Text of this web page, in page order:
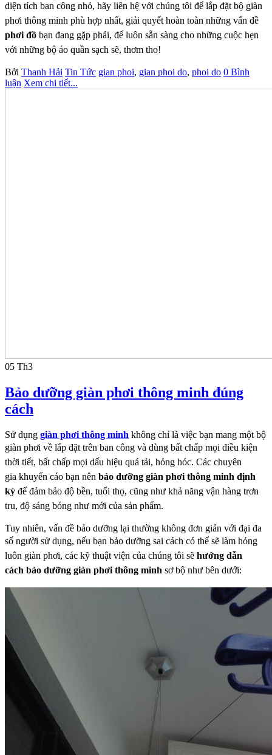
diện tích ban công nhỏ, hãy liên hệ với chúng tôi để lắp đặt bộ giàn
phơi thông minh phù hợp nhất, giải quyết hoàn toàn những vấn đề
phơi đồ bạn đang gặp phải, để luôn sẵn sàng cho những cuộc hẹn
với những bộ áo quần sạch sẽ, thơm tho!
Bởi Thanh Hải Tin Tức gian phoi, gian phoi do, phoi do 0 Bình
luận Xem chi tiết...
05 Th3
Bảo dưỡng giàn phơi thông minh đúng
cách
Sử dụng giàn phơi thông minh không chỉ là việc bạn mang một bộ
giàn phơi về lắp đặt trên ban công và dùng bất chấp mọi điều kiện
thời tiết, bất chấp mọi dấu hiệu quá tải, hỏng hóc. Các chuyên
gia khuyến cáo bạn nên bảo dưỡng giàn phơi thông minh định
kỳ để đảm bảo độ bền, tuổi thọ, cũng như khả năng vận hàng trơn
tru, độ sáng bóng như mới của sản phẩm.
Tuy nhiên, vấn đề bảo dưỡng lại thường không đơn giản với đại đa
số người sử dụng, nếu bạn bảo dưỡng sai cách có thể sẽ làm hỏng
luôn giàn phơi, các kỹ thuật viện của chúng tôi sẽ hướng dẫn
cách bảo dưỡng giàn phơi thông minh sơ bộ như bên dưới: